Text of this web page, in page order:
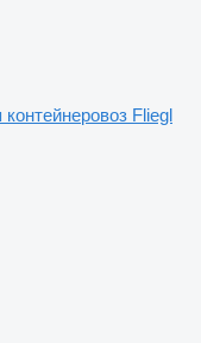
Fliegl